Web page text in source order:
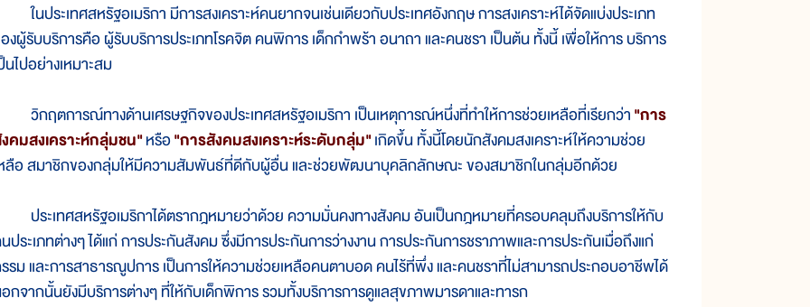
ประเทศสหรัฐอเมริกา มีการสงเคราะห์คนยากจนเช่นเดียวกับประเทศอังกฤษ การสงเคราะห์ได้จัดแบ่งประเภท
งผู้รับบริการคือ ผู้รับบริการประเภทโรคจิต คนพิการ เด็กกำพร้า อนาถา และคนชรา เป็นต้น ทั้งนี้ เพื่อให้การ บริการ
นไปอย่างเหมาะสม
ฤตการณ์ทางด้านเศรษฐกิจของประเทศสหรัฐอเมริกา เป็นเหตุการณ์หนึ่งที่ทำให้การช่วยเหลือที่เรียกว่า"การ
คมสงเคราะห์กลุ่มชน"หรือ"การสังคมสงเคราะห์ระดับกลุ่ม"เกิดขึ้น ทั้งนี้โดยนักสังคมสงเคราะห์ให้ความช่วย
ลือ สมาชิกของกลุ่มให้มีความสัมพันธ์ที่ดีกับผู้อื่น และช่วยพัฒนาบุคลิกลักษณะ ของสมาชิกในกลุ่มอีกด้วย
ะเทศสหรัฐอเมริกาได้ตรากฎหมายว่าด้วย ความมั่นคงทางสังคม อันเป็นกฎหมายที่ครอบคลุมถึงบริการให้กับ
ประเภทต่างๆ ได้แก่ การประกันสังคม ซึ่งมีการประกันการว่างงาน การประกันการชราภาพและการประกันเมื่อถึงแก่
รม และการสาธารณูปการ เป็นการให้ความช่วยเหลือคนตาบอด คนไร้ที่พึ่ง และคนชราที่ไม่สามารถประกอบอาชีพได้
กจากนั้นยังมีบริการต่างๆ ที่ให้กับเด็กพิการ รวมทั้งบริการการดูแลสุขภาพมารดาและทารก